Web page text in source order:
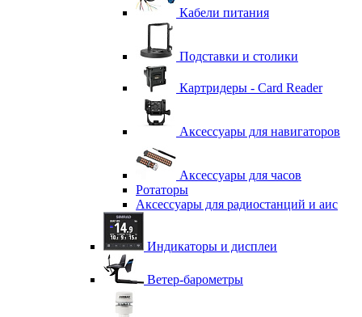
Кабели питания
Подставки и столики
Картридеры - Card Reader
Аксессуары для навигаторов
Аксессуары для часов
Ротаторы
Аксессуары для радиостанций и аис
Индикаторы и дисплеи
Ветер-барометры